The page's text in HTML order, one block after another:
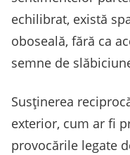
echilibrat, există
oboseală, fără ca
semne de
Susținerea
exterior, cum ar fi
provocările legate